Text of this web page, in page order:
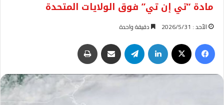
مادة “تي إن تي” فوق الولايات المتحدة
الأحد : 2026/5/31 دقيقة واحدة
فيسبوك لينكدإن تيلقرام مشاركة عبر البريد